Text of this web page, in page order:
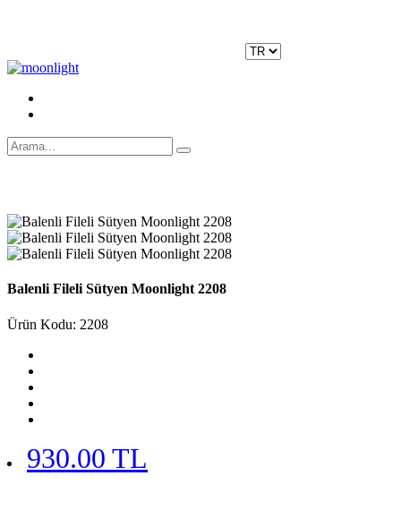
Balenli Fileli Sütyen Moonlight 2208
Ürün Kodu: 2208
930.00 TL